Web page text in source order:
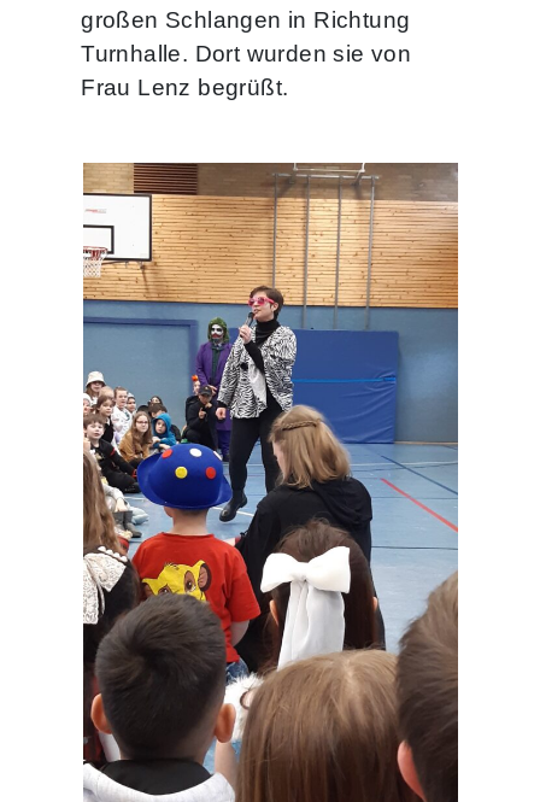
großen Schlangen in Richtung
Turnhalle. Dort wurden sie von
Frau Lenz begrüßt.